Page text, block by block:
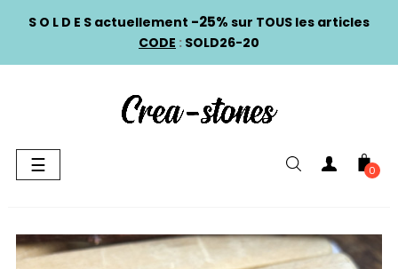
S O L D E S actuellement -25% sur TOUS les articles
CODE : SOLD26-20
Basculer
la
☰ 0